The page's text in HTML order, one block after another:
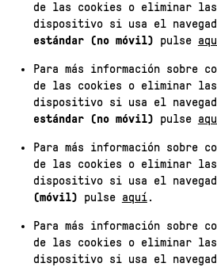
de las cookies o eliminar las
dispositivo si usa el
estándar (no móvil) pulse
Para más información sobre
de las cookies o eliminar las
dispositivo si usa el
estándar (no móvil) pulse
Para más información sobre
de las cookies o eliminar las
dispositivo si usa el
(móvil) pulse aquí.
Para más información sobre
de las cookies o eliminar las
dispositivo si usa el